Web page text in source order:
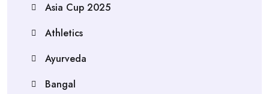
Asia Cup 2025
Athletics
Ayurveda
Bangal